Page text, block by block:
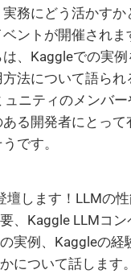
務にどう活かすか
ントが開催されま
、Kaggleでの実
法について語られ
ュニティのメンバ
る開発者にとっ
です。
壇します！LLMの
、Kaggle LLMコ
実例、Kaggleの経
について話します